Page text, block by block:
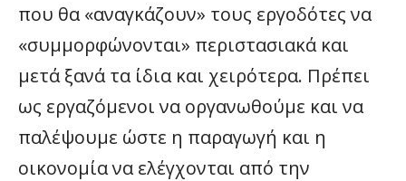
που θα «αναγκάζουν» τους εργοδότες να
«συμμορφώνονται» περιστασιακά και
μετά ξανά τα ίδια και χειρότερα. Πρέπει
ως εργαζόμενοι να οργανωθούμε και να
παλέψουμε ώστε η παραγωγή και η
οικονομία να ελέγχονται από την